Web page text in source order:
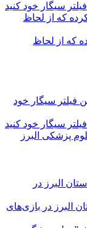
سیگار خود کنید
که از لحاظ
سیگار خود کنید
پزشکی البرز
۷ ورزشکار استان البرز در بازی‌های